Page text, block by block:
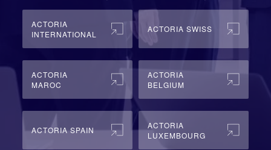
ACTORIA
INTERNATIONAL
ACTORIA SWISS
ACTORIA
MAROC
ACTORIA
BELGIUM
ACTORIA SPAIN
ACTORIA
LUXEMBOURG